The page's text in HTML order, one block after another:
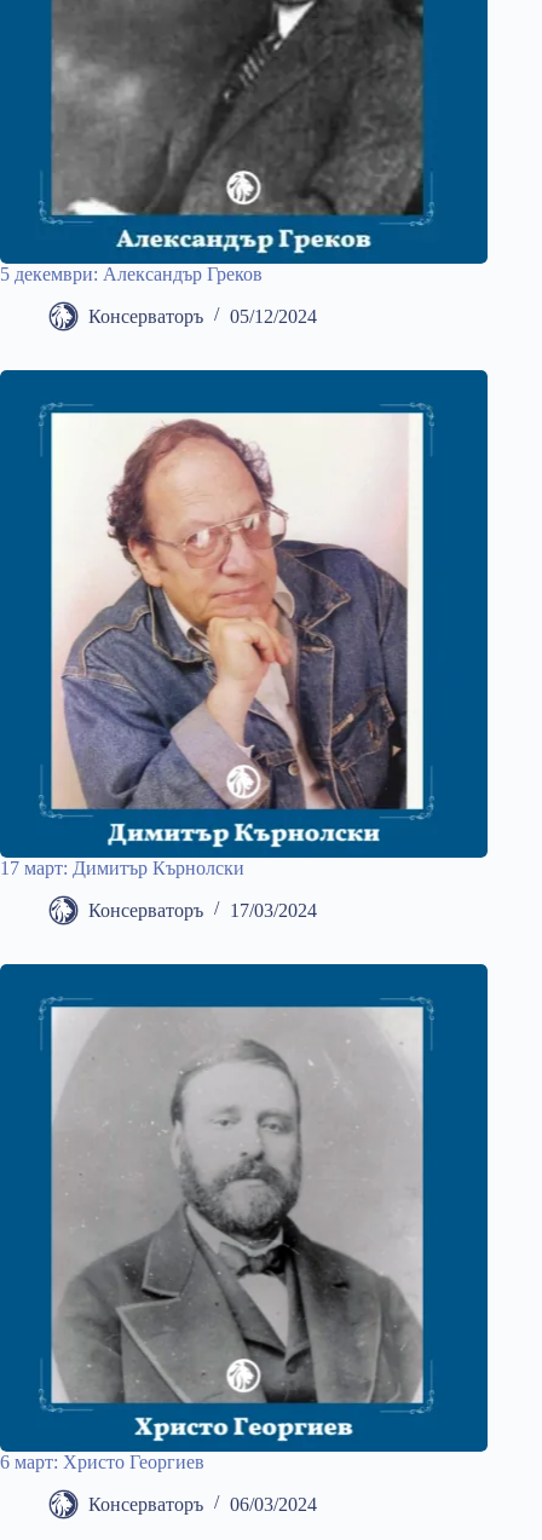
5 декември: Александър Греков
Консерваторъ 05/12/2024
17 март: Димитър Кърнолски
Консерваторъ 17/03/2024
6 март: Христо Георгиев
Консерваторъ 06/03/2024